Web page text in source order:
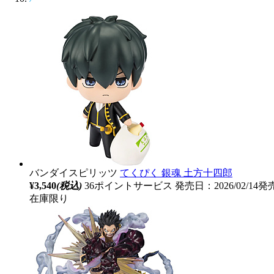
バンダイスピリッツ てくぴく 銀魂 土方十四郎
¥3,540(税込) 36ポイントサービス 発売日：2026/02/14発
在庫限り